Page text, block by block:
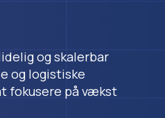
og skalerbar
og logistiske
fokusere på vækst